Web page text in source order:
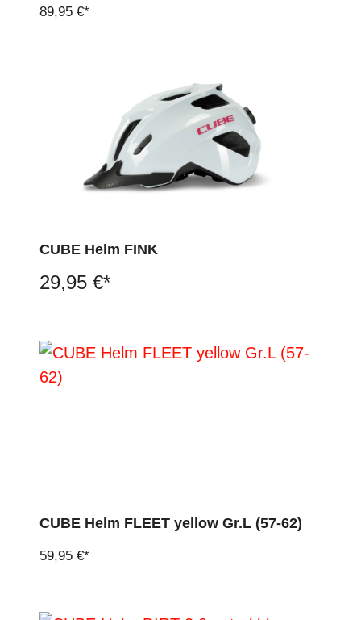
89,95 €*
CUBE Helm FINK
29,95 €*
CUBE Helm FLEET yellow Gr.L (57-62)
59,95 €*